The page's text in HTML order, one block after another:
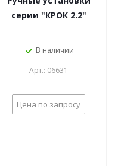
серии "КРОК 2.2"
В наличии
Арт.: 06631
Цена по запросу